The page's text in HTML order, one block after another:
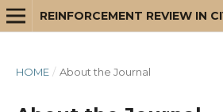
HOME / About the Journal